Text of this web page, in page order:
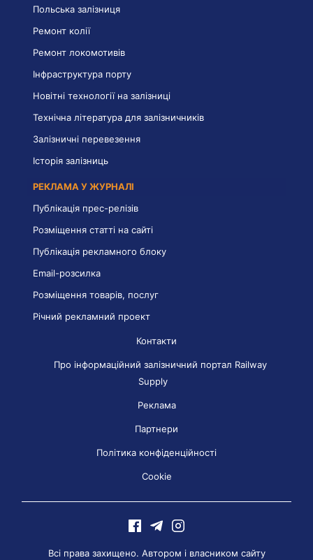
Польська залізниця
Ремонт колії
Ремонт локомотивів
Інфраструктура порту
Новітні технології на залізниці
Технічна література для залізничників
Залізничні перевезення
Історія залізниць
РЕКЛАМА У ЖУРНАЛІ
Публікація прес-релізів
Розміщення статті на сайті
Публікація рекламного блоку
Email-розсилка
Розміщення товарів, послуг
Річний рекламний проект
Контакти
Про інформаційний залізничний портал Railway
Supply
Реклама
Партнери
Політика конфіденційності
Cookie
Всі права захищено. Автором і власником сайту